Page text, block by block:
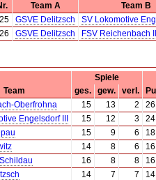
Team A Team B
GSVE Delitzsch SV Lokomotive
GSVE Delitzsch FSV Reichenbach II
Spiele
Team ges. gew. verl.
Oberfrohna 15 13 2
Engelsdorf III 15 12 3
15 9 6
14 8 6
16 8 8
14 7 7